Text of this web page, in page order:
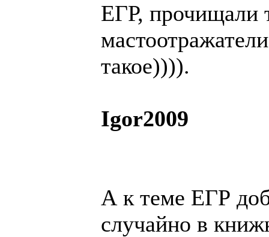
ЕГР, прочищали
такое)))).
Igor2009
А к теме EГР
случайно в